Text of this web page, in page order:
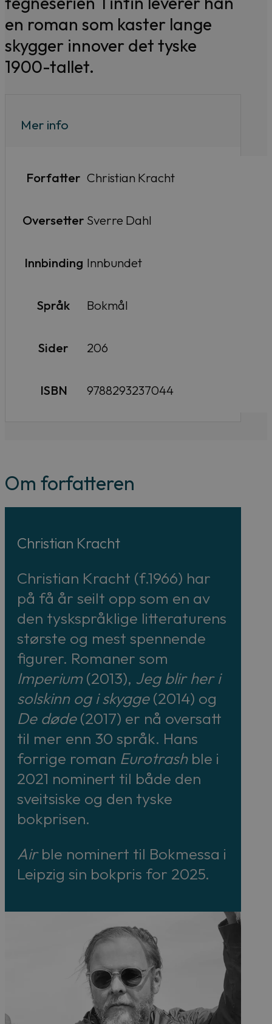
en roman som kaster lange
skygger innover det tyske
1900-tallet.
Mer info
Forfatter Christian Kracht
Oversetter Sverre Dahl
Innbinding Innbundet
Språk Bokmål
Sider 206
ISBN 9788293237044
Om forfatteren
Christian Kracht
Christian Kracht (f.1966) har
på få år seilt opp som en av
den tyskspråklige litteraturens
største og mest spennende
figurer. Romaner som
Imperium (2013), Jeg blir her i
solskinn og i skygge(2014) og
De døde(2017) er nå oversatt
til mer enn 30 språk. Hans
forrige roman Eurotrashble i
2021 nominert til både den
sveitsiske og den tyske
bokprisen.
Airble nominert til Bokmessa i
Leipzig sin bokpris for 2025.